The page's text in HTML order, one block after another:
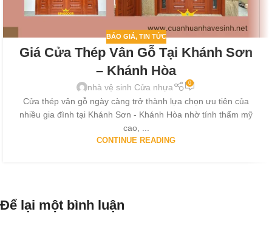
BÁO GIÁ, TIN TỨC
Giá Cửa Thép Vân Gỗ Tại Khánh Sơn
– Khánh Hòa
nhà vệ sinh Cửa nhựa 0
Cửa thép vân gỗ ngày càng trở thành lựa chọn ưu tiên của
nhiều gia đình tại Khánh Sơn - Khánh Hòa nhờ tính thẩm mỹ
cao, ...
CONTINUE READING
Để lại một bình luận